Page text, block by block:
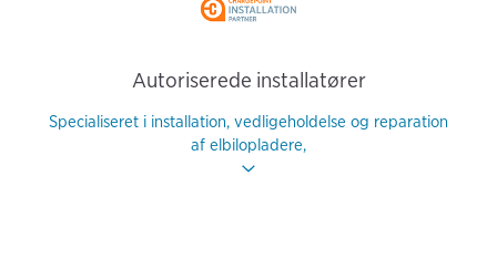
Autoriserede installatører
Specialiseret i installation, vedligeholdelse og reparation
af elbilopladere,